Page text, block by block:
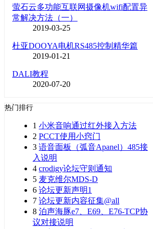
萤石云多功能互联网摄像机wifi配置异
常解决方法（一）
2019-03-25
杜亚DOOYA电机RS485控制精华篇
2019-01-21
DALI教程
2020-07-20
热门排行
1 小米音响通过红外接入方法
2 PCCT使用小窍门
3 语音面板（弧音Apanel）485接
入说明
4 crodigy论坛守则通知
5 麦克维尔MDS-D
6 论坛更新声明1
7 论坛更新内容征集@all
8 泊声海豚e7、E69、E76-TCP协
议对接说明